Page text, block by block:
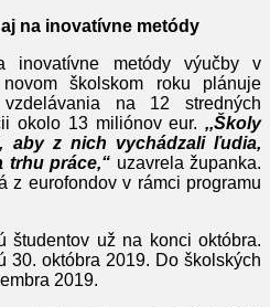
na inovatívne metódy
metódy výučby v
školskom roku plánuje
vzdelávania na 12 stredných
okolo 13 miliónov eur. ,,Školy
aby z nich vychádzali ľudia,
trhu práce,“ uzavrela županka.
z eurofondov v rámci programu
študentov už na konci októbra.
30. októbra 2019. Do školských
2019.